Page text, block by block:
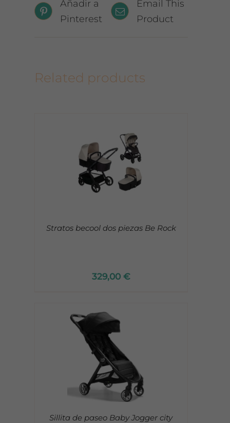
Añadir a
Pinterest
Email This
Product
Related products
Stratos becool dos piezas Be Rock
329,00 €
Sillita de paseo Baby Jogger city